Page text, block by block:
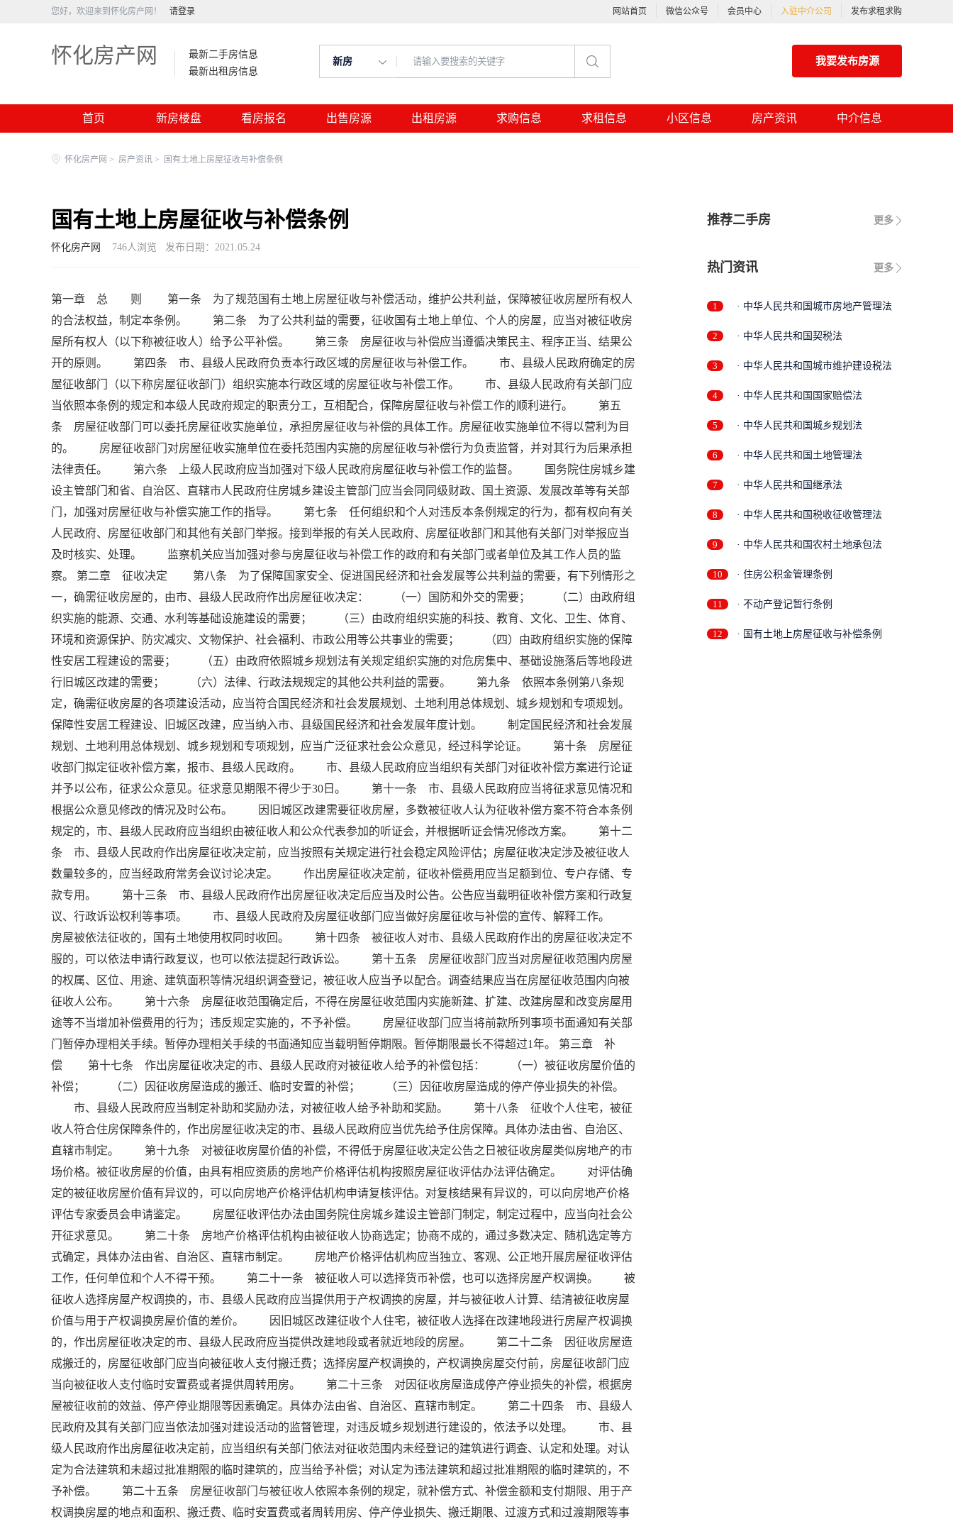
您好，欢迎来到怀化房产网！ 请登录 网站首页 微信公众号 会员中心 入驻中介公司 发布求租求购
怀化房产网
最新二手房信息
最新出租房信息
新房 我要发布房源
首页 新房楼盘 看房报名 出售房源 出租房源 求购信息 求租信息 小区信息 房产资讯 中介信息
怀化房产网 > 房产资讯 > 国有土地上房屋征收与补偿条例
国有土地上房屋征收与补偿条例
怀化房产网 746人浏览 发布日期：2021.05.24
第一章 总 则 第一条 为了规范国有土地上房屋征收与补偿活动，维护公共利益，保障被征收房屋所有权人
的合法权益，制定本条例。 第二条 为了公共利益的需要，征收国有土地上单位、个人的房屋，应当对被征收房
屋所有权人（以下称被征收人）给予公平补偿。 第三条 房屋征收与补偿应当遵循决策民主、程序正当、结果公
开的原则。 第四条 市、县级人民政府负责本行政区域的房屋征收与补偿工作。 市、县级人民政府确定的房
屋征收部门（以下称房屋征收部门）组织实施本行政区域的房屋征收与补偿工作。 市、县级人民政府有关部门应
当依照本条例的规定和本级人民政府规定的职责分工，互相配合，保障房屋征收与补偿工作的顺利进行。 第五
条 房屋征收部门可以委托房屋征收实施单位，承担房屋征收与补偿的具体工作。房屋征收实施单位不得以营利为目
的。 房屋征收部门对房屋征收实施单位在委托范围内实施的房屋征收与补偿行为负责监督，并对其行为后果承担
法律责任。 第六条 上级人民政府应当加强对下级人民政府房屋征收与补偿工作的监督。 国务院住房城乡建
设主管部门和省、自治区、直辖市人民政府住房城乡建设主管部门应当会同同级财政、国土资源、发展改革等有关部
门，加强对房屋征收与补偿实施工作的指导。 第七条 任何组织和个人对违反本条例规定的行为，都有权向有关
人民政府、房屋征收部门和其他有关部门举报。接到举报的有关人民政府、房屋征收部门和其他有关部门对举报应当
及时核实、处理。 监察机关应当加强对参与房屋征收与补偿工作的政府和有关部门或者单位及其工作人员的监
察。 第二章 征收决定 第八条 为了保障国家安全、促进国民经济和社会发展等公共利益的需要，有下列情形之
一，确需征收房屋的，由市、县级人民政府作出房屋征收决定： （一）国防和外交的需要； （二）由政府组
织实施的能源、交通、水利等基础设施建设的需要； （三）由政府组织实施的科技、教育、文化、卫生、体育、
环境和资源保护、防灾减灾、文物保护、社会福利、市政公用等公共事业的需要； （四）由政府组织实施的保障
性安居工程建设的需要； （五）由政府依照城乡规划法有关规定组织实施的对危房集中、基础设施落后等地段进
行旧城区改建的需要； （六）法律、行政法规规定的其他公共利益的需要。 第九条 依照本条例第八条规
定，确需征收房屋的各项建设活动，应当符合国民经济和社会发展规划、土地利用总体规划、城乡规划和专项规划。
保障性安居工程建设、旧城区改建，应当纳入市、县级国民经济和社会发展年度计划。 制定国民经济和社会发展
规划、土地利用总体规划、城乡规划和专项规划，应当广泛征求社会公众意见，经过科学论证。 第十条 房屋征
收部门拟定征收补偿方案，报市、县级人民政府。 市、县级人民政府应当组织有关部门对征收补偿方案进行论证
并予以公布，征求公众意见。征求意见期限不得少于30日。 第十一条 市、县级人民政府应当将征求意见情况和
根据公众意见修改的情况及时公布。 因旧城区改建需要征收房屋，多数被征收人认为征收补偿方案不符合本条例
规定的，市、县级人民政府应当组织由被征收人和公众代表参加的听证会，并根据听证会情况修改方案。 第十二
条 市、县级人民政府作出房屋征收决定前，应当按照有关规定进行社会稳定风险评估；房屋征收决定涉及被征收人
数量较多的，应当经政府常务会议讨论决定。 作出房屋征收决定前，征收补偿费用应当足额到位、专户存储、专
款专用。 第十三条 市、县级人民政府作出房屋征收决定后应当及时公告。公告应当载明征收补偿方案和行政复
议、行政诉讼权利等事项。 市、县级人民政府及房屋征收部门应当做好房屋征收与补偿的宣传、解释工作。
房屋被依法征收的，国有土地使用权同时收回。 第十四条 被征收人对市、县级人民政府作出的房屋征收决定不
服的，可以依法申请行政复议，也可以依法提起行政诉讼。 第十五条 房屋征收部门应当对房屋征收范围内房屋
的权属、区位、用途、建筑面积等情况组织调查登记，被征收人应当予以配合。调查结果应当在房屋征收范围内向被
征收人公布。 第十六条 房屋征收范围确定后，不得在房屋征收范围内实施新建、扩建、改建房屋和改变房屋用
途等不当增加补偿费用的行为；违反规定实施的，不予补偿。 房屋征收部门应当将前款所列事项书面通知有关部
门暂停办理相关手续。暂停办理相关手续的书面通知应当载明暂停期限。暂停期限最长不得超过1年。 第三章 补
偿 第十七条 作出房屋征收决定的市、县级人民政府对被征收人给予的补偿包括： （一）被征收房屋价值的
补偿； （二）因征收房屋造成的搬迁、临时安置的补偿； （三）因征收房屋造成的停产停业损失的补偿。
市、县级人民政府应当制定补助和奖励办法，对被征收人给予补助和奖励。 第十八条 征收个人住宅，被征
收人符合住房保障条件的，作出房屋征收决定的市、县级人民政府应当优先给予住房保障。具体办法由省、自治区、
直辖市制定。 第十九条 对被征收房屋价值的补偿，不得低于房屋征收决定公告之日被征收房屋类似房地产的市
场价格。被征收房屋的价值，由具有相应资质的房地产价格评估机构按照房屋征收评估办法评估确定。 对评估确
定的被征收房屋价值有异议的，可以向房地产价格评估机构申请复核评估。对复核结果有异议的，可以向房地产价格
评估专家委员会申请鉴定。 房屋征收评估办法由国务院住房城乡建设主管部门制定，制定过程中，应当向社会公
开征求意见。 第二十条 房地产价格评估机构由被征收人协商选定；协商不成的，通过多数决定、随机选定等方
式确定，具体办法由省、自治区、直辖市制定。 房地产价格评估机构应当独立、客观、公正地开展房屋征收评估
工作，任何单位和个人不得干预。 第二十一条 被征收人可以选择货币补偿，也可以选择房屋产权调换。 被
征收人选择房屋产权调换的，市、县级人民政府应当提供用于产权调换的房屋，并与被征收人计算、结清被征收房屋
价值与用于产权调换房屋价值的差价。 因旧城区改建征收个人住宅，被征收人选择在改建地段进行房屋产权调换
的，作出房屋征收决定的市、县级人民政府应当提供改建地段或者就近地段的房屋。 第二十二条 因征收房屋造
成搬迁的，房屋征收部门应当向被征收人支付搬迁费；选择房屋产权调换的，产权调换房屋交付前，房屋征收部门应
当向被征收人支付临时安置费或者提供周转用房。 第二十三条 对因征收房屋造成停产停业损失的补偿，根据房
屋被征收前的效益、停产停业期限等因素确定。具体办法由省、自治区、直辖市制定。 第二十四条 市、县级人
民政府及其有关部门应当依法加强对建设活动的监督管理，对违反城乡规划进行建设的，依法予以处理。 市、县
级人民政府作出房屋征收决定前，应当组织有关部门依法对征收范围内未经登记的建筑进行调查、认定和处理。对认
定为合法建筑和未超过批准期限的临时建筑的，应当给予补偿；对认定为违法建筑和超过批准期限的临时建筑的，不
予补偿。 第二十五条 房屋征收部门与被征收人依照本条例的规定，就补偿方式、补偿金额和支付期限、用于产
权调换房屋的地点和面积、搬迁费、临时安置费或者周转用房、停产停业损失、搬迁期限、过渡方式和过渡期限等事
更多
推荐二手房
更多
热门资讯
1 · 中华人民共和国城市房地产管理法
2 · 中华人民共和国契税法
3 · 中华人民共和国城市维护建设税法
4 · 中华人民共和国国家赔偿法
5 · 中华人民共和国城乡规划法
6 · 中华人民共和国土地管理法
7 · 中华人民共和国继承法
8 · 中华人民共和国税收征收管理法
9 · 中华人民共和国农村土地承包法
10 · 住房公积金管理条例
11 · 不动产登记暂行条例
12 · 国有土地上房屋征收与补偿条例